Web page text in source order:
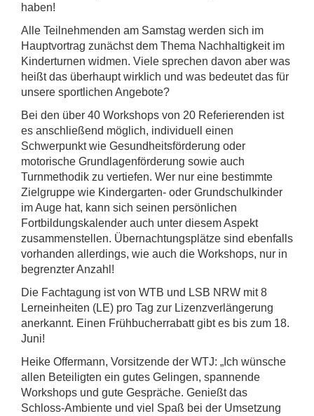
haben!
Alle Teilnehmenden am Samstag werden sich im
Hauptvortrag zunächst dem Thema Nachhaltigkeit im
Kinderturnen widmen. Viele sprechen davon aber was
heißt das überhaupt wirklich und was bedeutet das für
unsere sportlichen Angebote?
Bei den über 40 Workshops von 20 Referierenden ist
es anschließend möglich, individuell einen
Schwerpunkt wie Gesundheitsförderung oder
motorische Grundlagenförderung sowie auch
Turnmethodik zu vertiefen. Wer nur eine bestimmte
Zielgruppe wie Kindergarten- oder Grundschulkinder
im Auge hat, kann sich seinen persönlichen
Fortbildungskalender auch unter diesem Aspekt
zusammenstellen. Übernachtungsplätze sind ebenfalls
vorhanden allerdings, wie auch die Workshops, nur in
begrenzter Anzahl!
Die Fachtagung ist von WTB und LSB NRW mit 8
Lerneinheiten (LE) pro Tag zur Lizenzverlängerung
anerkannt. Einen Frühbucherrabatt gibt es bis zum 18.
Juni!
Heike Offermann, Vorsitzende der WTJ: „Ich wünsche
allen Beteiligten ein gutes Gelingen, spannende
Workshops und gute Gespräche. Genießt das
Schloss-Ambiente und viel Spaß bei der Umsetzung